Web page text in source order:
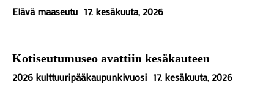
Elävä maaseutu 17. kesäkuuta, 2026
Kotiseutumuseo avattiin kesäkauteen
2026 kulttuuripääkaupunkivuosi 17. kesäkuuta, 2026